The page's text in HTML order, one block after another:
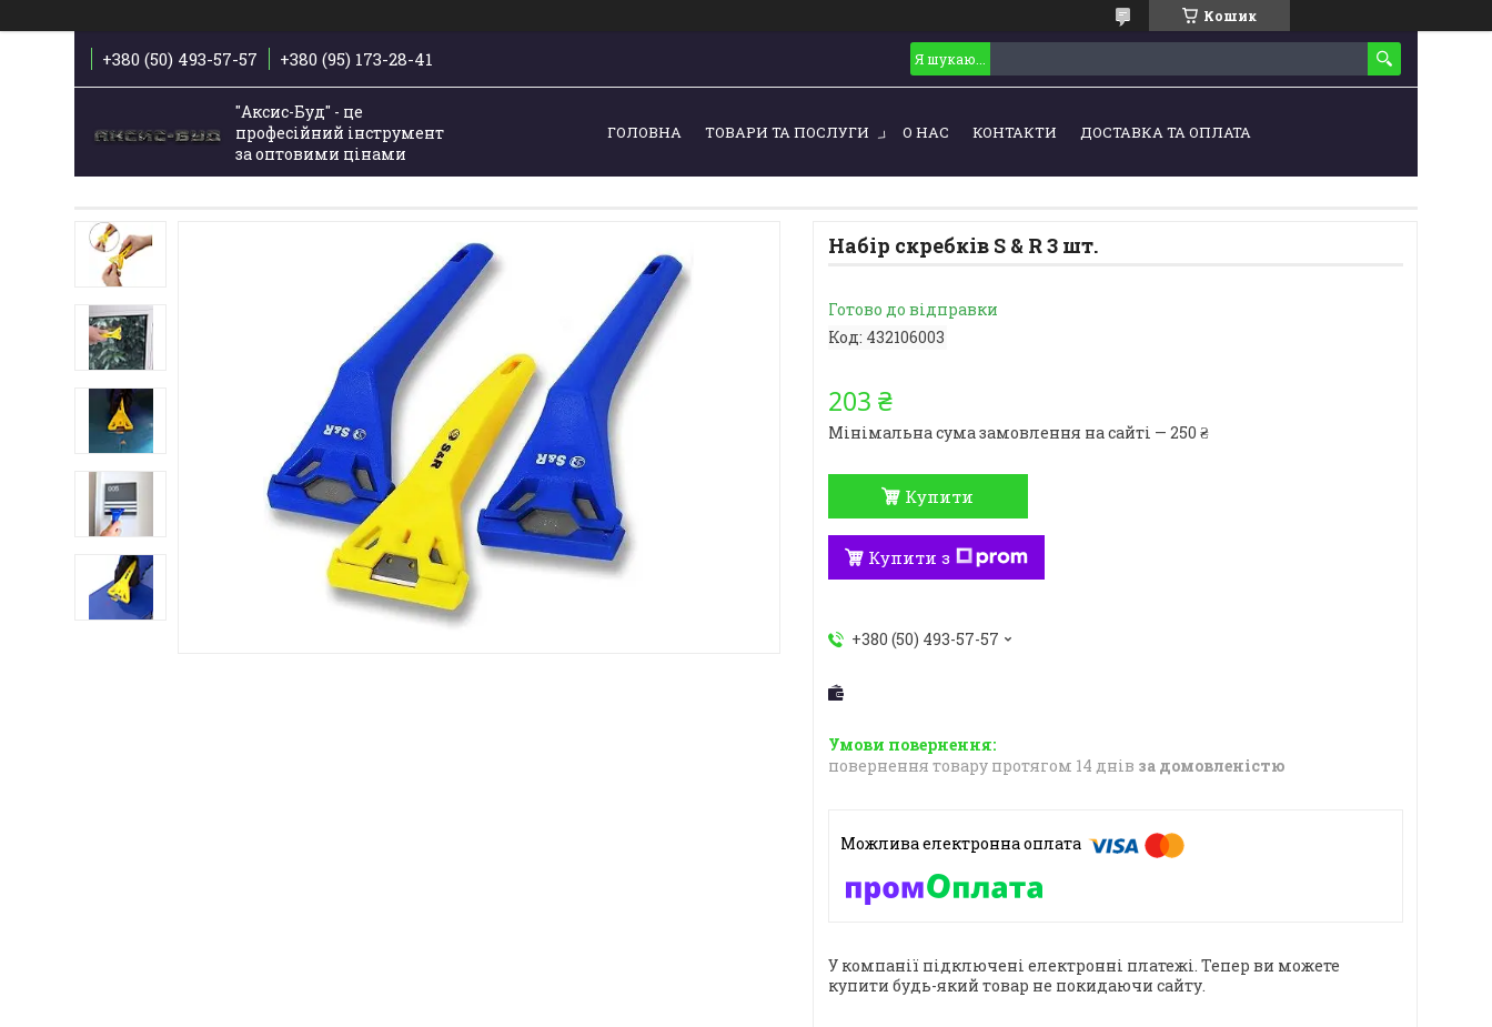
Кошик
+380 (50) 493-57-57 +380 (95) 173-28-41
"Аксис-Буд" - це
професійний інструмент
за оптовими цінами
ГОЛОВНА ТОВАРИ ТА ПОСЛУГИ О НАС КОНТАКТИ ДОСТАВКА ТА ОПЛАТА
Набір скребків S & R 3 шт.
Готово до відправки
Код: 432106003
203 ₴
Мінімальна сума замовлення на сайті — 250 ₴
Купити
Купити з
+380 (50) 493-57-57
повернення товару протягом 14 днів за домовленістю
У компанії підключені електронні платежі. Тепер ви можете
купити будь-який товар не покидаючи сайту.